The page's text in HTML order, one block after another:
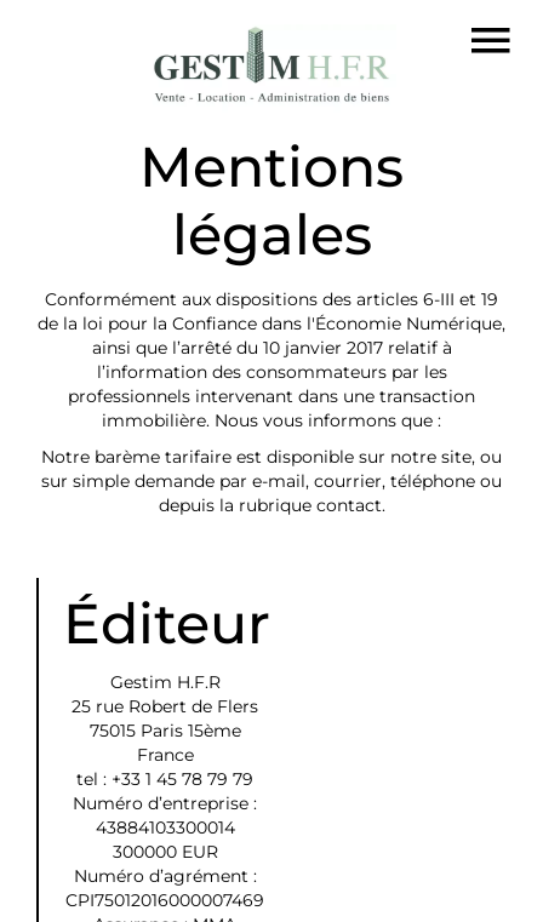
Mentions
légales
Conformément aux dispositions des articles 6-III et 19
de la loi pour la Confiance dans l'Économie Numérique,
ainsi que l’arrêté du 10 janvier 2017 relatif à
l’information des consommateurs par les
professionnels intervenant dans une transaction
immobilière. Nous vous informons que :
Notre barème tarifaire est disponible sur notre site, ou
sur simple demande par e-mail, courrier, téléphone ou
depuis la rubrique contact.
Éditeur
Gestim H.F.R
25 rue Robert de Flers
75015 Paris 15ème
France
tel : +33 1 45 78 79 79
Numéro d’entreprise :
43884103300014
300000 EUR
Numéro d’agrément :
CPI75012016000007469